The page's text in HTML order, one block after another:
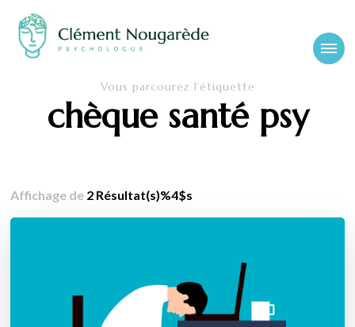
Cabinet-
psychologue-
chambery.fr
Clément Nougarède – Psychologue clinicien et psychothérapeute
Vous parcourez l’étiquette
chèque santé psy
Affichage de 2 Résultat(s)%4$s